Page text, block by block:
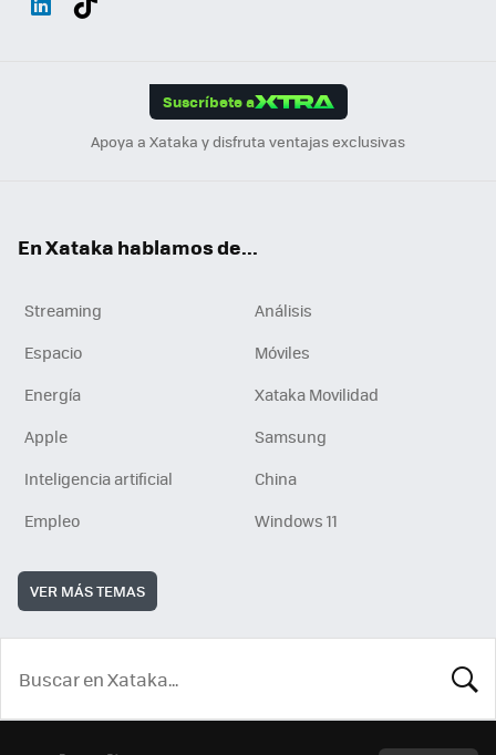
Suscríbete a
Apoya a Xataka y disfruta ventajas exclusivas
En Xataka hablamos de...
Streaming
Análisis
Espacio
Móviles
Energía
Xataka Movilidad
Apple
Samsung
Inteligencia artificial
China
Empleo
Windows 11
VER MÁS TEMAS